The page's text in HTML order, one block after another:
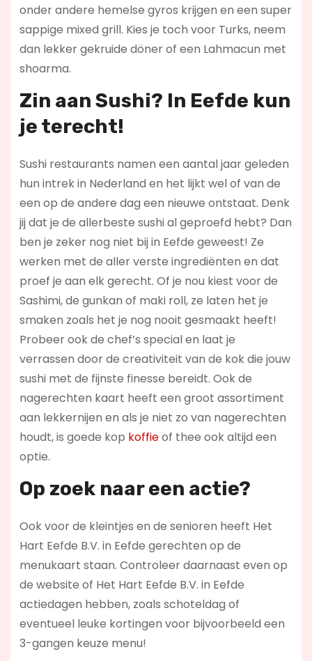
onder andere hemelse gyros krijgen en een super
sappige mixed grill. Kies je toch voor Turks, neem
dan lekker gekruide döner of een Lahmacun met
shoarma.
Zin aan Sushi? In Eefde kun
je terecht!
Sushi restaurants namen een aantal jaar geleden
hun intrek in Nederland en het lijkt wel of van de
een op de andere dag een nieuwe ontstaat. Denk
jij dat je de allerbeste sushi al geproefd hebt? Dan
ben je zeker nog niet bij in Eefde geweest! Ze
werken met de aller verste ingrediënten en dat
proef je aan elk gerecht. Of je nou kiest voor de
Sashimi, de gunkan of maki roll, ze laten het je
smaken zoals het je nog nooit gesmaakt heeft!
Probeer ook de chef’s special en laat je
verrassen door de creativiteit van de kok die jouw
sushi met de fijnste finesse bereidt. Ook de
nagerechten kaart heeft een groot assortiment
aan lekkernijen en als je niet zo van nagerechten
houdt, is goede kop koffieof thee ook altijd een
optie.
Op zoek naar een actie?
Ook voor de kleintjes en de senioren heeft Het
Hart Eefde B.V. in Eefde gerechten op de
menukaart staan. Controleer daarnaast even op
de website of Het Hart Eefde B.V. in Eefde
actiedagen hebben, zoals schoteldag of
eventueel leuke kortingen voor bijvoorbeeld een
3-gangen keuze menu!